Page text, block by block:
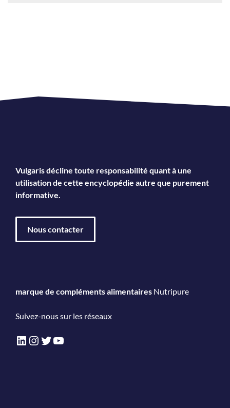
Vulgaris décline toute responsabilité quant à une
utilisation de cette encyclopédie autre que purement
informative.
Nous contacter
marque de compléments alimentaires Nutripure
Suivez-nous sur les réseaux
LinkedIn
Instagram
Twitter
YouTube